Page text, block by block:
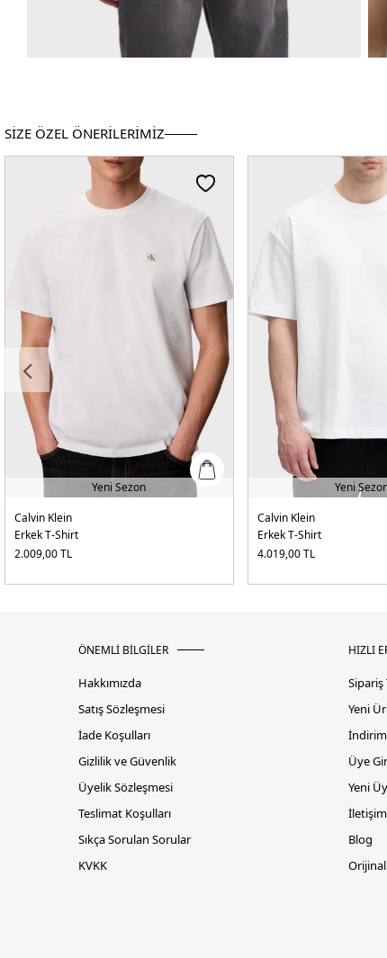
SİZE ÖZEL ÖNERİLERİMİZ
Yeni Sezon
Calvin Klein
Erkek T-Shirt
2.009,00TL
Yeni
Calvin Klein
Erkek T-Shirt
4.019,00TL
ÖNEMLİ BİLGİLER
Hakkımızda
Satış Sözleşmesi
İade Koşulları
Gizlilik ve Güvenlik
Üyelik Sözleşmesi
Teslimat Koşulları
Sıkça Sorulan Sorular
KVKK
HIZLI
Sipariş
Yeni
Üye
Yeni
İletişim
Blog